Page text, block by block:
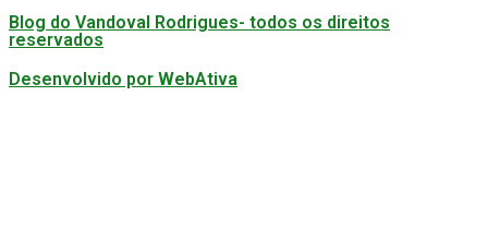
Blog do Vandoval Rodrigues- todos os direitos
reservados
Desenvolvido por WebAtiva